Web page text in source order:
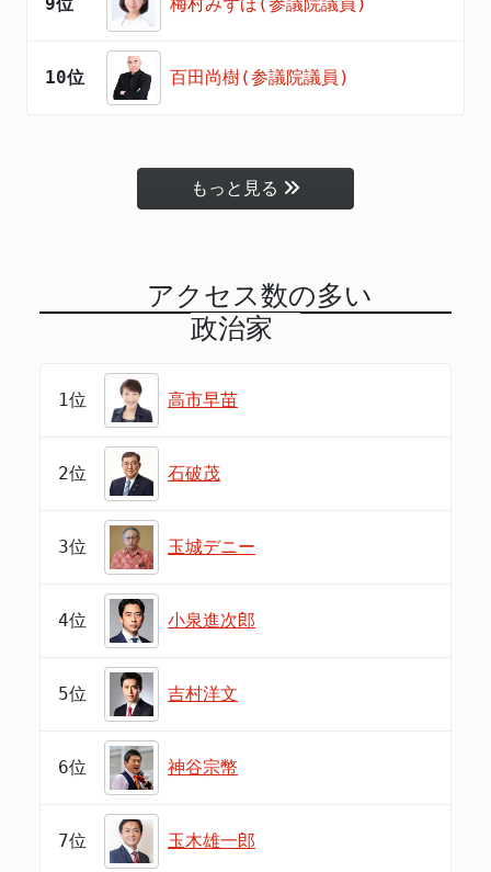
10位 百田尚樹(参議院議員)
もっと見る
アクセス数の多い
政治家
1位 高市早苗
2位 石破茂
3位 玉城デニー
4位 小泉進次郎
5位 吉村洋文
6位 神谷宗幣
7位 玉木雄一郎